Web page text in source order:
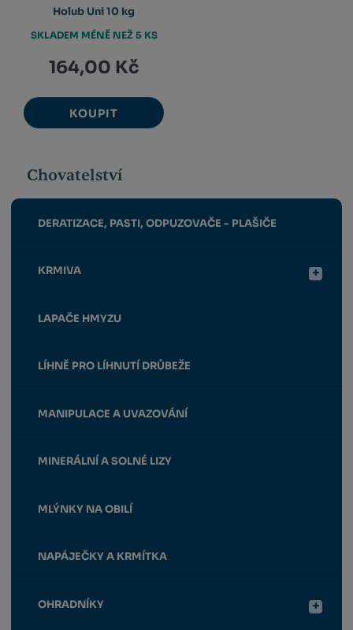
Holub Uni 10 kg
164,00 Kč
KOUPIT
SKLADEM MÉNĚ NEŽ 5 KS
Chovatelství
DERATIZACE, PASTI, ODPUZOVAČE - PLAŠIČE
KRMIVA
LAPAČE HMYZU
LÍHNĚ PRO LÍHNUTÍ DRŮBEŽE
MANIPULACE A UVAZOVÁNÍ
MINERÁLNÍ A SOLNÉ LIZY
MLÝNKY NA OBILÍ
NAPÁJEČKY A KRMÍTKA
OHRADNÍKY